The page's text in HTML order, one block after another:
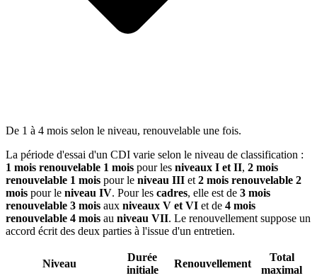
De 1 à 4 mois selon le niveau, renouvelable une fois.
La période d'essai d'un CDI varie selon le niveau de classification :
1 mois renouvelable 1 mois pour les niveaux I et II, 2 mois
renouvelable 1 mois pour le niveau III et 2 mois renouvelable 2
mois pour le niveau IV. Pour les cadres, elle est de 3 mois
renouvelable 3 mois aux niveaux V et VI et de 4 mois
renouvelable 4 mois au niveau VII. Le renouvellement suppose un
accord écrit des deux parties à l'issue d'un entretien.
Niveau
Durée
initiale
Renouvellement
Total
maximal